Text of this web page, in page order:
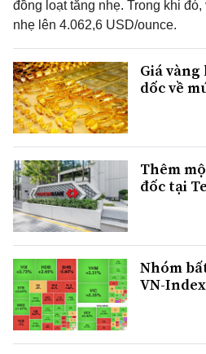
đồng loạt tăng nhẹ. Trong khi
nhẹ lên 4.062,6 USD/ounce.
Giá
dốc về
Thêm
đốc tại
Nhóm
VN-